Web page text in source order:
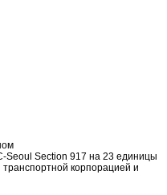
Seoul Section 917 на 23 единицы
корпорацией и